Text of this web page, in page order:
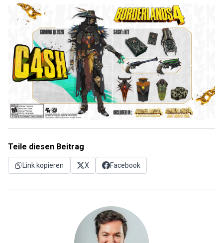
Teile diesen Beitrag
Link kopieren X Facebook